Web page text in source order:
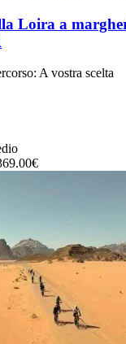
Loira a
: A vostra scelta
€